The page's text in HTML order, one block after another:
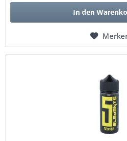
In den